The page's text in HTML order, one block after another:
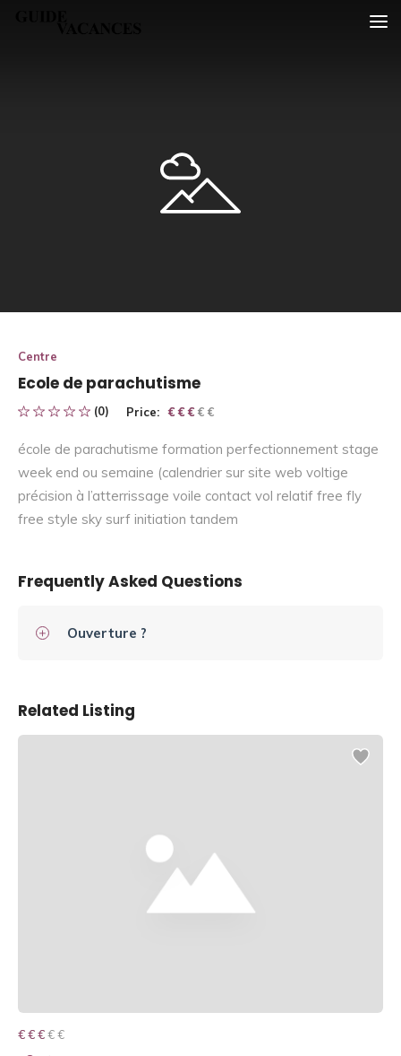
Centre
Ecole de parachutisme
(0) Price: € € € € €
€ € €
école de parachutisme formation perfectionnement stage
week end ou semaine (calendrier sur site web voltige
précision à l’atterrissage voile contact vol relatif free fly
free style sky surf initiation tandem
Frequently Asked Questions
Ouverture ?
Related Listing
€ € € € €
€ € €